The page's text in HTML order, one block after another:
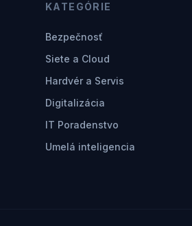
KATEGÓRIE
Bezpečnosť
Siete a Cloud
Hardvér a Servis
Digitalizácia
IT Poradenstvo
Umelá inteligencia